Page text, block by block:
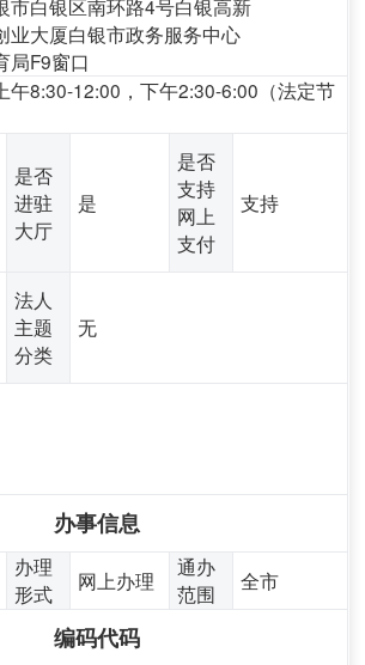
市白银区南环路4号白银高新
业大厦白银市政务服务中心
局F9窗口
午8:30-12:00，下午2:30-6:00（法定节
是否
进驻
大厅
是
是否
支持
网上
支付
支持
法人
主题
分类
无
办事信息
办理
形式
网上办理
通办
范围
全市
编码代码